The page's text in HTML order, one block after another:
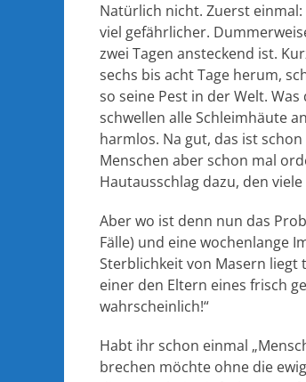
Natürlich nicht. Zuerst
viel gefährlicher.
zwei Tagen ansteckend ist.
sechs bis acht Tage herum,
so seine Pest in der Welt.
schwellen alle Schleimhäute
harmlos. Na gut, das ist
Menschen aber schon mal
Hautausschlag dazu, den
Aber wo ist denn nun das
Fälle) und eine wochenlange
Sterblichkeit von Masern liegt
einer den Eltern eines frisch
wahrscheinlich!“
Habt ihr schon einmal
brechen möchte ohne die